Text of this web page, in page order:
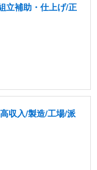
立補助・仕上げ/正
収入/製造/工場/派